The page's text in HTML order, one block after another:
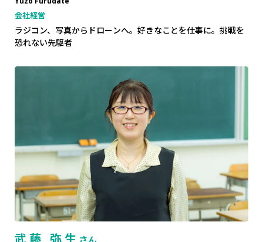
会社経営
ラジコン、写真からドローンへ。好きなことを仕事に。挑戦を
恐れない先駆者
武藤 弥生 さん